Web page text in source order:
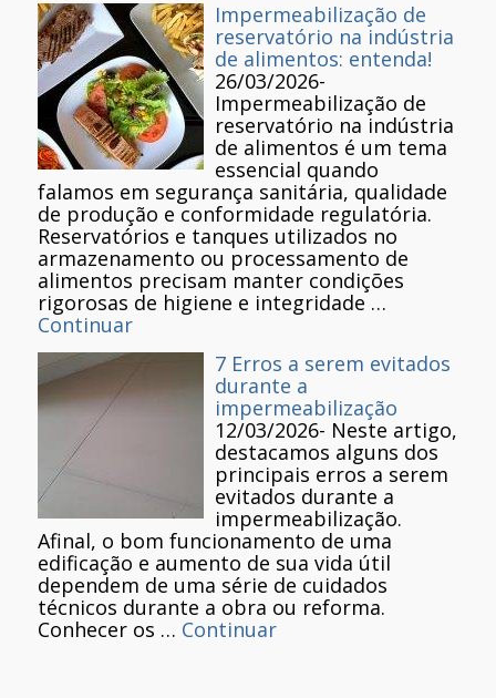
Impermeabilização de
reservatório na indústria
de alimentos: entenda!
26/03/2026-
Impermeabilização de
reservatório na indústria
de alimentos é um tema
essencial quando
falamos em segurança sanitária, qualidade
de produção e conformidade regulatória.
Reservatórios e tanques utilizados no
armazenamento ou processamento de
alimentos precisam manter condições
rigorosas de higiene e integridade …
Continuar
7 Erros a serem evitados
durante a
impermeabilização
12/03/2026- Neste artigo,
destacamos alguns dos
principais erros a serem
evitados durante a
impermeabilização.
Afinal, o bom funcionamento de uma
edificação e aumento de sua vida útil
dependem de uma série de cuidados
técnicos durante a obra ou reforma.
Conhecer os … Continuar